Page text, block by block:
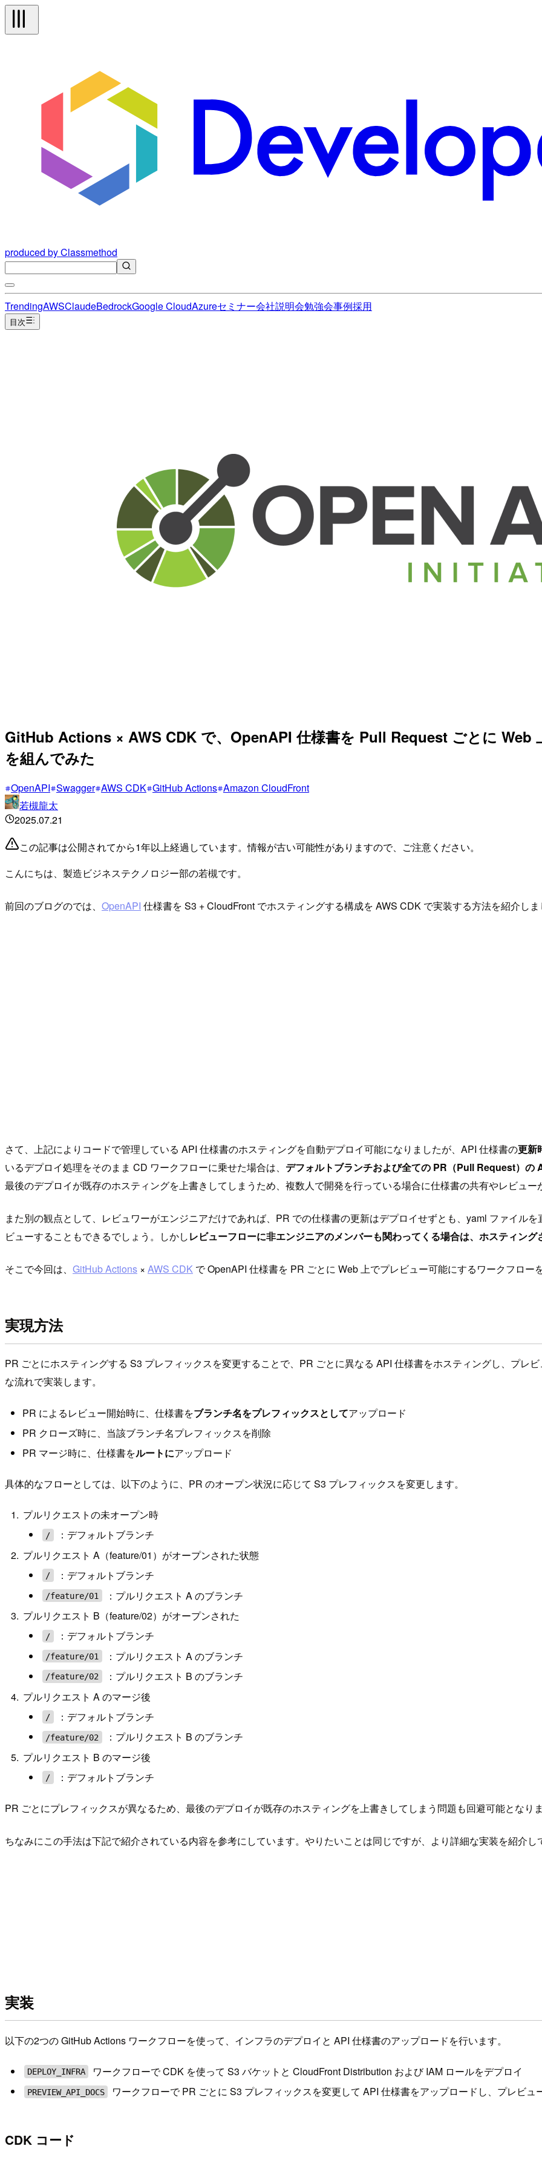
produced by Classmethod
TrendingAWSClaudeBedrockGoogle CloudAzureセミナー会社説明会勉強会事例採用
目次
GitHub Actions × AWS CDK で、OpenAPI 仕様書を Pull Request ごとに Web
を組んでみた
OpenAPI Swagger AWS CDK GitHub Actions Amazon CloudFront
若槻龍太
2025.07.21
この記事は公開されてから1年以上経過しています。情報が古い可能性がありますので、ご注意ください。
こんにちは、製造ビジネステクノロジー部の若槻です。
前回のブログのでは、 OpenAPI 仕様書を S3 + CloudFront でホスティングする構成を AWS CDK で実装する方法を紹介し
さて、上記によりコードで管理している API 仕様書のホスティングを自動デプロイ可能になりましたが、API 仕様書の更新
いるデプロイ処理をそのまま CD ワークフローに乗せた場合は、 デフォルトブランチおよび全ての PR（Pull Request）の
最後のデプロイが既存のホスティングを上書きしてしまうため、複数人で開発を行っている場合に仕様書の共有やレビュ
また別の観点として、レビュワーがエンジニアだけであれば、PR での仕様書の更新はデプロイせずとも、yaml ファイル
ビューすることもできるでしょう。しかしレビューフローに非エンジニアのメンバーも関わってくる場合は、ホスティン
そこで今回は、 GitHub Actions × AWS CDK で OpenAPI 仕様書を PR ごとに Web 上でプレビュー可能にするワークフロー
実現方法
PR ごとにホスティングする S3 プレフィックスを変更することで、PR ごとに異なる API 仕様書をホスティングし、プレ
な流れで実装します。
PR によるレビュー開始時に、仕様書をブランチ名をプレフィックスとしてアップロード
PR クローズ時に、当該ブランチ名プレフィックスを削除
PR マージ時に、仕様書をルートにアップロード
具体的なフローとしては、以下のように、PR のオープン状況に応じて S3 プレフィックスを変更します。
プルリクエストの未オープン時
/
：デフォルトブランチ
プルリクエスト A（feature/01）がオープンされた状態
/ ：デフォルトブランチ
/feature/01
：プルリクエスト A のブランチ
プルリクエスト B（feature/02）がオープンされた
/ ：デフォルトブランチ
/feature/01 ：プルリクエスト A のブランチ
/feature/02
：プルリクエスト B のブランチ
プルリクエスト A のマージ後
/ ：デフォルトブランチ
/feature/02
：プルリクエスト B のブランチ
プルリクエスト B のマージ後
/ ：デフォルトブランチ
PR ごとにプレフィックスが異なるため、最後のデプロイが既存のホスティングを上書きしてしまう問題も回避可能となり
ちなみにこの手法は下記で紹介されている内容を参考にしています。やりたいことは同じですが、より詳細な実装を紹介し
実装
以下の2つの GitHub Actions ワークフローを使って、インフラのデプロイと API 仕様書のアップロードを行います。
DEPLOY_INFRA ワークフローで CDK を使って S3 バケットと CloudFront Distribution および IAM ロールをデプロイ
PREVIEW_API_DOCS ワークフローで PR ごとに S3 プレフィックスを変更して API 仕様書をアップロードし、プレビュ
CDK コード